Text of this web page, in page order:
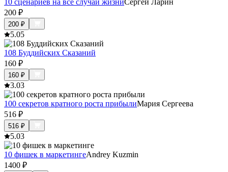
10 сценариев на все случаи жизниСергей Ларин
200 ₽
200 ₽
5.05
108 Буддийских Сказаний
160 ₽
160 ₽
3.03
100 секретов кратного роста прибылиМария Сергеева
516 ₽
516 ₽
5.03
10 фишек в маркетингеAndrey Kuzmin
1400 ₽